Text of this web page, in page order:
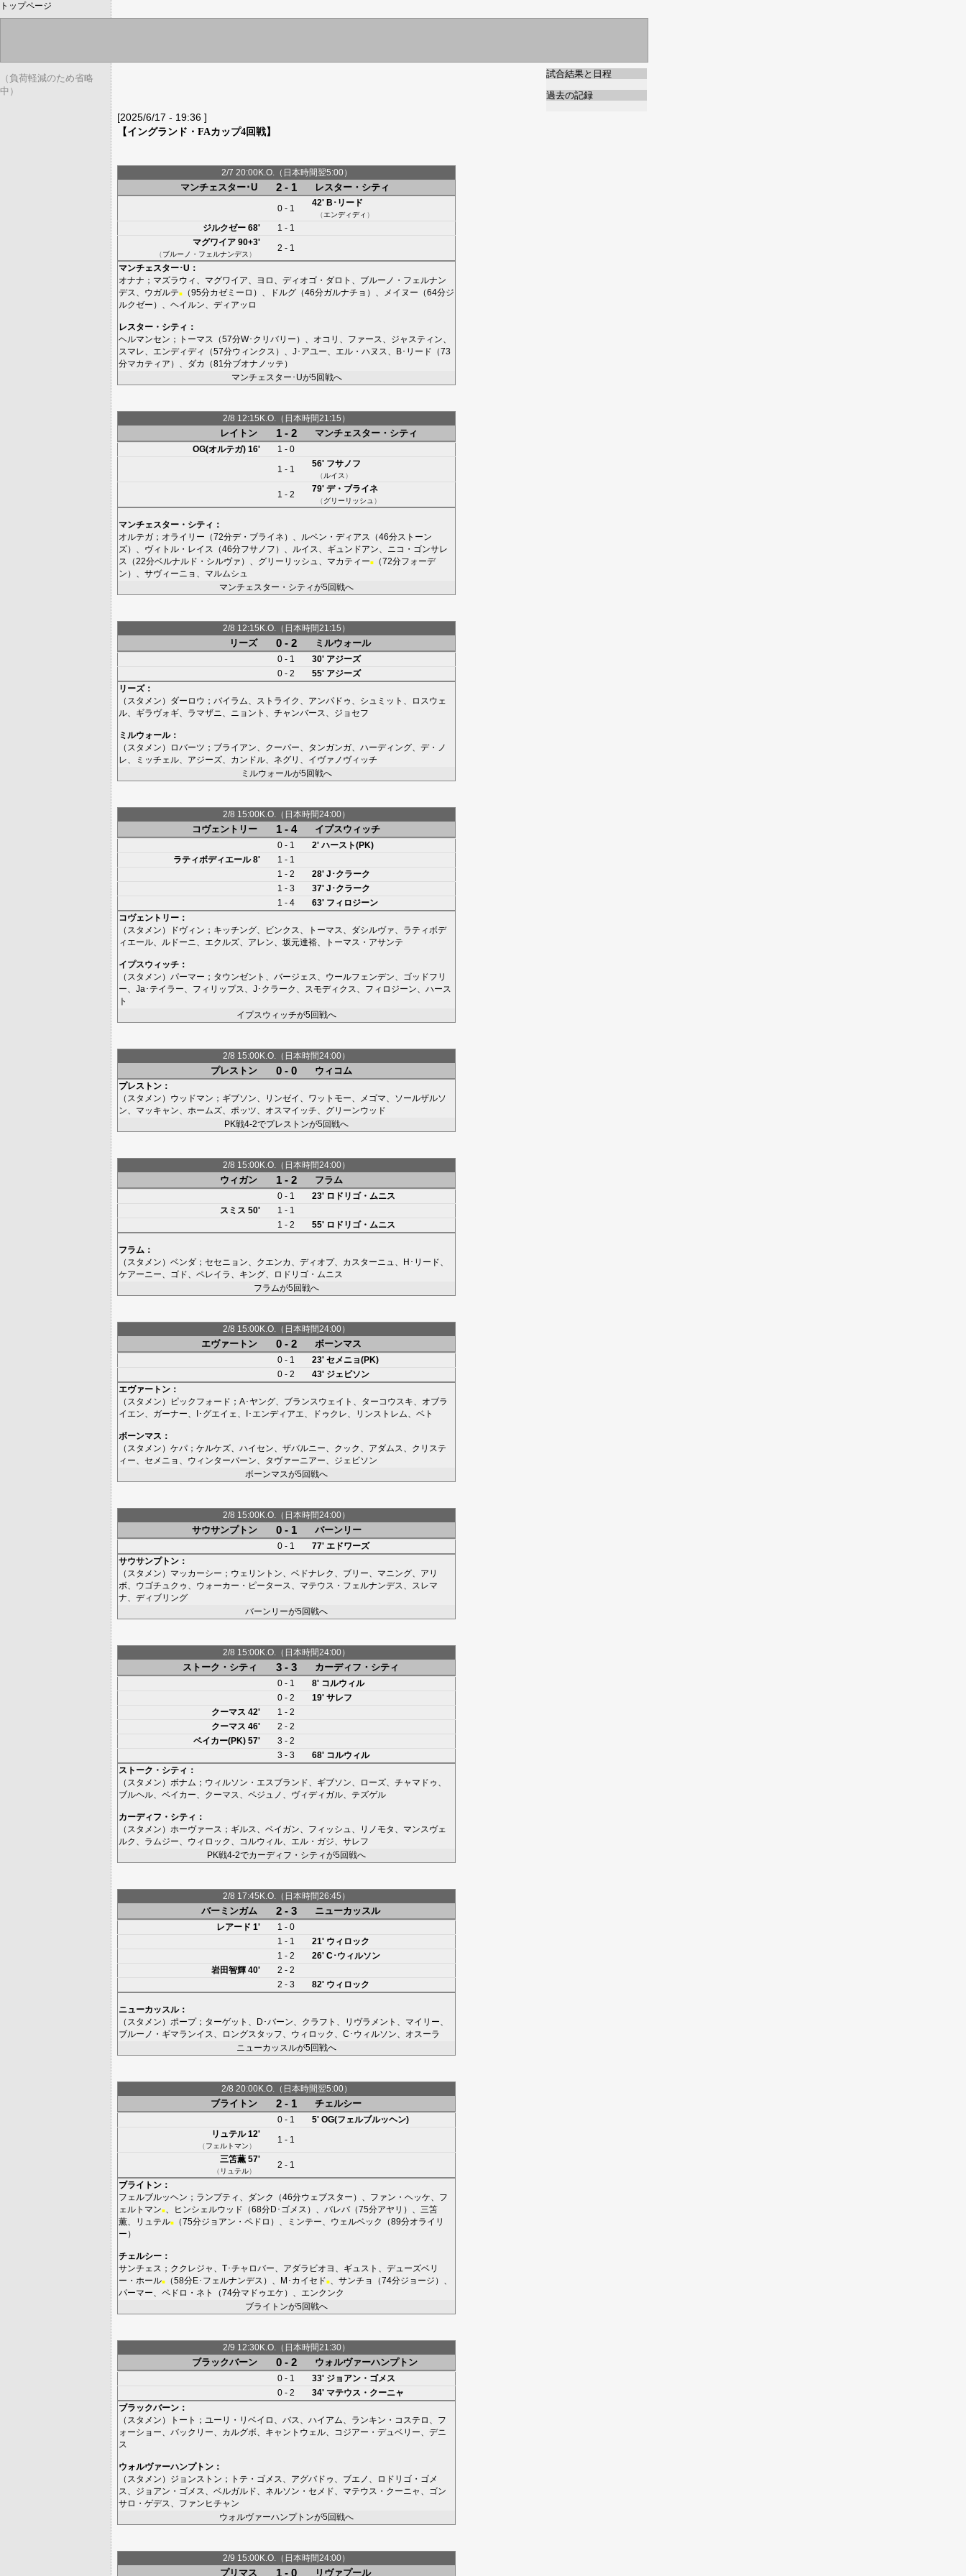
トップページ
（負荷軽減のため省略
中）
試合結果と日程
過去の記録
[2025/6/17 - 19:36 ]
【イングランド・FAカップ4回戦】
2/7 20:00K.O.（日本時間翌5:00）
マンチェスター･U 2 - 1 レスター・シティ
0 - 1
42' B･リード
（エンディディ ）
ジルクゼー 68'
1 - 1
マグワイア 90+3'
（ブルーノ・フェルナンデス ）
2 - 1
マンチェスター･U ：
オナナ ； マズラウィ マグワイア ヨロ ディオゴ・ダロト
ブルーノ・フェルナン
デス
ウガルテ■ （95分カゼミーロ ）、 ドルグ （46分ガルナチョ ）、 メイヌー （64分ジ
ルクゼー ）、 ヘイルン ディアッロ
レスター・シティ ：
ヘルマンセン ； トーマス （57分W･クリバリー ）、 オコリ ファース ジャスティン
スマレ
エンディディ （57分ウィンクス ）、 J･アユー エル・ハヌス B･リード （73
分マカティア ）、 ダカ （81分ブオナノッテ ）
マンチェスター･Uが5回戦へ
2/8 12:15K.O.（日本時間21:15）
レイトン 1 - 2 マンチェスター・シティ
OG(オルテガ) 16'
1 - 0
1 - 1
56' フサノフ
（ルイス ）
1 - 2
79' デ・ブライネ
（グリーリッシュ ）
マンチェスター・シティ ：
オルテガ ； オライリー （72分デ・ブライネ ）、 ルベン・ディアス （46分ストーン
ズ）、 ヴィトル・レイス （46分フサノフ ）、 ルイス ギュンドアン
ニコ・ゴンサレ
ス
（22分ベルナルド・シルヴァ ）、 グリーリッシュ マカティー■ （72分フォーデ
ン ）、 サヴィーニョ
マルムシュ
マンチェスター・シティが5回戦へ
2/8 12:15K.O.（日本時間21:15）
リーズ 0 - 2 ミルウォール
0 - 1 30' アジーズ
0 - 2
55' アジーズ
リーズ：
（スタメン） ダーロウ ； バイラム ストライク アンパドゥ シュミット
ロスウェ
ル
ギラヴォギ ラマザニ ニョント チャンバース ジョセフ
ミルウォール：
（スタメン）
ロバーツ ； ブライアン クーパー タンガンガ ハーディング
デ・ノ
レ
ミッチェル アジーズ カンドル ネグリ
イヴァノヴィッチ
ミルウォールが5回戦へ
2/8 15:00K.O.（日本時間24:00）
コヴェントリー 1 - 4 イプスウィッチ
0 - 1 2' ハースト(PK)
ラティボディエール8'
1 - 1
1 - 2
28' J･クラーク
1 - 3
37' J･クラーク
1 - 4
63' フィロジーン
コヴェントリー ：
（スタメン）
ドヴィン ； キッチング ビンクス トーマス ダシルヴァ
ラティボデ
ィエール
ルドーニ エクルズ アレン 坂元達裕 トーマス・アサンテ
イプスウィッチ ：
（スタメン） パーマー ； タウンゼント バージェス ウールフェンデン
ゴッドフリ
ー
Ja･テイラー フィリップス J･クラーク スモディクス フィロジーン
ハース
ト
イプスウィッチが5回戦へ
2/8 15:00K.O.（日本時間24:00）
プレストン 0 - 0 ウィコム
プレストン ：
（スタメン） ウッドマン ； ギブソン リンゼイ ワットモー メゴマ
ソールザルソ
ン
マッキャン ホームズ ポッツ オスマイッチ
グリーンウッド
PK戦4-2でプレストンが5回戦へ
2/8 15:00K.O.（日本時間24:00）
ウィガン 1 - 2 フラム
0 - 1 23' ロドリゴ・ムニス
スミス 50'
1 - 1
1 - 2
55' ロドリゴ・ムニス
フラム ：
（スタメン） ベンダ ； セセニョン クエンカ ディオプ、 カスターニュ H･リード
ケアーニー
ゴド ペレイラ キング
ロドリゴ・ムニス
フラムが5回戦へ
2/8 15:00K.O.（日本時間24:00）
エヴァートン 0 - 2 ボーンマス
0 - 1 23' セメニョ(PK)
0 - 2
43' ジェビソン
エヴァートン ：
（スタメン）
ピックフォード ； A･ヤング ブランスウェイト ターコウスキ
オブラ
イエン
ガーナー I･グエイェ I･エンディアエ ドゥクレ リンストレム ベト
ボーンマス ：
（スタメン） ケパ ； ケルケズ ハイセン ザバルニー クック アダムス
クリステ
ィー
セメニョ ウィンターバーン タヴァーニアー
ジェビソン
ボーンマスが5回戦へ
2/8 15:00K.O.（日本時間24:00）
サウサンプトン 0 - 1 バーンリー
0 - 1 77' エドワーズ
サウサンプトン ：
（スタメン） マッカーシー ； ウェリントン ベドナレク ブリー マニング
アリ
ボ
ウゴチュクゥ ウォーカー・ピータース マテウス・フェルナンデス
スレマ
ナ
ディブリング
バーンリーが5回戦へ
2/8 15:00K.O.（日本時間24:00）
ストーク・シティ 3 - 3 カーディフ・シティ
0 - 1 8' コルウィル
0 - 2
19' サレフ
クーマス 42'
1 - 2
クーマス 46'
2 - 2
ベイカー(PK) 57'
3 - 2
3 - 3
68' コルウィル
ストーク・シティ ：
（スタメン） ボナム ； ウィルソン・エスブランド ギブソン ローズ チャマドゥ
ブルヘル
ベイカー クーマス ペジュノ ヴィディガル テズゲル
カーディフ・シティ ：
（スタメン） ホーヴァース ； ギルス ベイガン フィッシュ リノモタ
マンスヴェ
ルク
ラムジー ウィロック コルウィル エル・ガジ
サレフ
PK戦4-2でカーディフ・シティが5回戦へ
2/8 17:45K.O.（日本時間26:45）
バーミンガム 2 - 3 ニューカッスル
レアード 1'
1 - 0
1 - 1
21' ウィロック
1 - 2
26' C･ウィルソン
岩田智輝 40'
2 - 2
2 - 3
82' ウィロック
ニューカッスル：
（スタメン） ポープ； ターゲット D･バーン クラフト リヴラメント マイリー
ブルーノ・ギマランイス
ロングスタッフ ウィロック C･ウィルソン
オスーラ
ニューカッスルが5回戦へ
2/8 20:00K.O.（日本時間翌5:00）
ブライトン 2 - 1 チェルシー
0 - 1 5' OG(フェルブルッヘン)
リュテル12'
（フェルトマン）
1 - 1
三笘薫 57'
（ リュテル）
2 - 1
ブライトン ：
フェルブルッヘン ； ランプティ ダンク （46分ウェブスター ）、 ファン・ヘッケ
フ
ェルトマン■ ヒンシェルウッド （68分D･ゴメス ）、 バレバ（75分アヤリ ）、 三笘
薫
リュテル■ （75分ジョアン・ペドロ ）、 ミンテー ウェルベック （89分オライリ
ー ）
チェルシー ：
サンチェス ； ククレジャ T･チャロバー アダラビオヨ ギュスト
デューズベリ
ー・ホール■ （58分E･フェルナンデス ）、 M･カイセド■ サンチョ （74分ジョージ ）、
パーマー
ペドロ・ネト （74分マドゥエケ ）、 エンクンク
ブライトンが5回戦へ
2/9 12:30K.O.（日本時間21:30）
ブラックバーン 0 - 2 ウォルヴァーハンプトン
0 - 1 33' ジョアン・ゴメス
0 - 2
34' マテウス・クーニャ
ブラックバーン ：
（スタメン）
トート ； ユーリ・リベイロ バス ハイアム ランキン・コステロ
フ
ォーショー
バックリー カルグボ キャントウェル コジアー・デュベリー
デニ
ス
ウォルヴァーハンプトン ：
（スタメン） ジョンストン ； トテ・ゴメス アグバドゥ ブエノ
ロドリゴ・ゴメ
ス
ジョアン・ゴメス ベルガルド ネルソン・セメド マテウス・クーニャ
ゴン
サロ・ゲデス
ファンヒチャン
ウォルヴァーハンプトンが5回戦へ
2/9 15:00K.O.（日本時間24:00）
プリマス 1 - 0 リヴァプール